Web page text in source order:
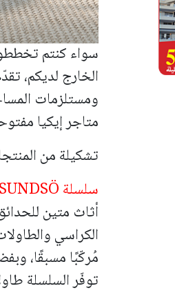
سواء كنتم
متاجر إيكيا مفتوحة في
تشكيلة من
سلسلة SUNDSÖ
أثاث متين
الكراسي
مُركّبًا مسبقًا،
توفّر السلسلة طاولات